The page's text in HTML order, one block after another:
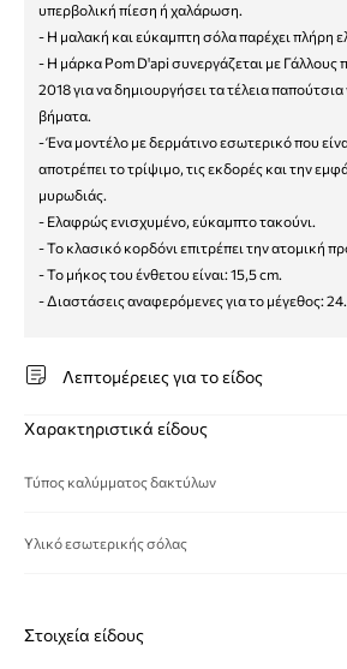
υπερβολική πίεση ή χαλάρωση.
- Η μαλακή και εύκαμπτη σόλα παρέχει πλήρη
- Η μάρκα Pom D'api συνεργάζεται με Γάλλους
2018 για να δημιουργήσει τα τέλεια
βήματα.
- Ένα μοντέλο με δερμάτινο εσωτερικό που
αποτρέπει το τρίψιμο, τις εκδορές και την
μυρωδιάς.
- Ελαφρώς ενισχυμένο, εύκαμπτο τακούνι.
- Το κλασικό κορδόνι επιτρέπει την ατομική
- Το μήκος του ένθετου είναι: 15,5 cm.
- Διαστάσεις αναφερόμενες για το μέγεθος: 24.
Λεπτομέρειες για το είδος
Χαρακτηριστικά είδους
Τύπος καλύμματος δακτύλων
Υλικό εσωτερικής σόλας
Στοιχεία είδους